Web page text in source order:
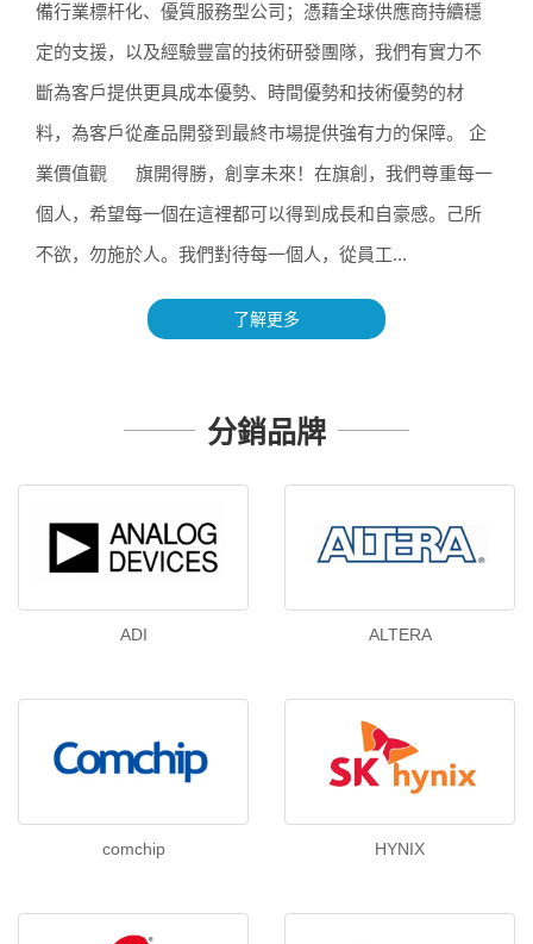
備行業標杆化、優質服務型公司；憑藉全球供應商持續穩
定的支援，以及經驗豐富的技術研發團隊，我們有實力不
斷為客戶提供更具成本優勢、時間優勢和技術優勢的材
料，為客戶從產品開發到最終市場提供強有力的保障。 企
業價值觀 旗開得勝，創享未來！在旗創，我們尊重每一
個人，希望每一個在這裡都可以得到成長和自豪感。己所
不欲，勿施於人。我們對待每一個人，從員工...
了解更多
分銷品牌
ADI ALTERA
comchip HYNIX